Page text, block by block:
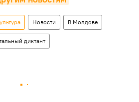
Новости В Молдове
диктант